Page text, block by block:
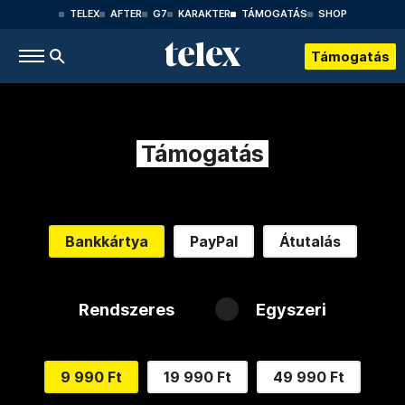
TELEX AFTER G7 KARAKTER TÁMOGATÁS SHOP
Támogatás
Támogatás
Bankkártya PayPal Átutalás
Rendszeres Egyszeri
9 990 Ft 19 990 Ft 49 990 Ft